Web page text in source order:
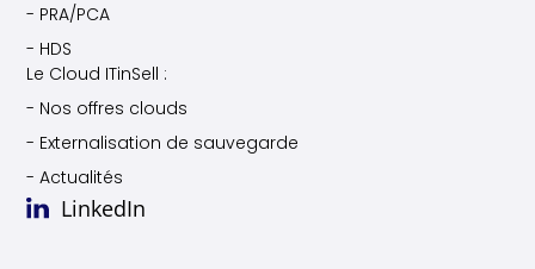
- PRA/PCA
- HDS
Le Cloud ITinSell :
- Nos offres clouds
- Externalisation de sauvegarde
- Actualités
LinkedIn